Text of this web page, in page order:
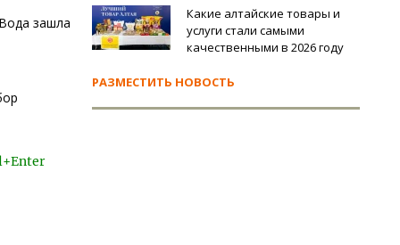
зашла
Какие алтайские товары и
услуги стали самыми
качественными в 2026 году
РАЗМЕСТИТЬ НОВОСТЬ